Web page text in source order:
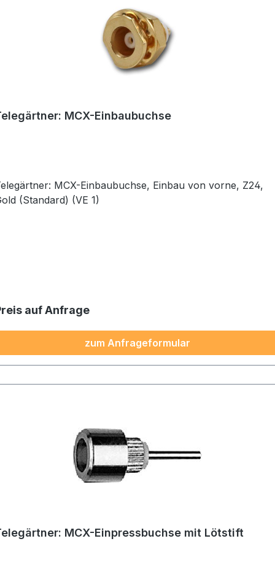
MCX-Einbaubuchse
MCX-Einbaubuchse, Einbau von vorne, Z24,
(Standard) (VE 1)
auf Anfrage
zum Anfrageformular
MCX-Einpressbuchse mit Lötstift